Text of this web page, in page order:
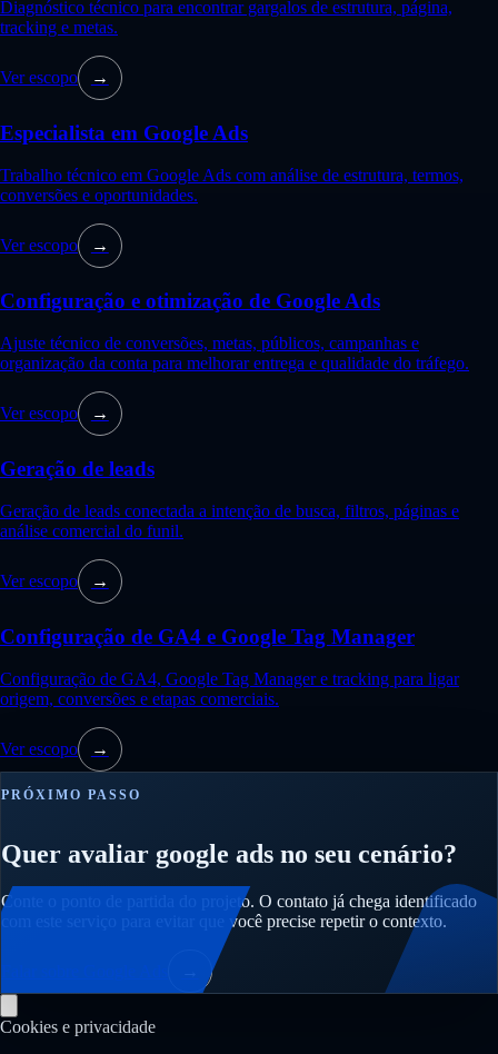
Diagnóstico técnico para encontrar gargalos de estrutura, página,
tracking e metas.
Ver escopo →
Especialista em Google Ads
Trabalho técnico em Google Ads com análise de estrutura, termos,
conversões e oportunidades.
Ver escopo →
Configuração e otimização de Google Ads
Ajuste técnico de conversões, metas, públicos, campanhas e
organização da conta para melhorar entrega e qualidade do tráfego.
Ver escopo →
Geração de leads
Geração de leads conectada a intenção de busca, filtros, páginas e
análise comercial do funil.
Ver escopo →
Configuração de GA4 e Google Tag Manager
Configuração de GA4, Google Tag Manager e tracking para ligar
origem, conversões e etapas comerciais.
Ver escopo →
PRÓXIMO PASSO
Quer avaliar google ads no seu cenário?
Conte o ponto de partida do projeto. O contato já chega identificado
com este serviço para evitar que você precise repetir o contexto.
Cookies e privacidade